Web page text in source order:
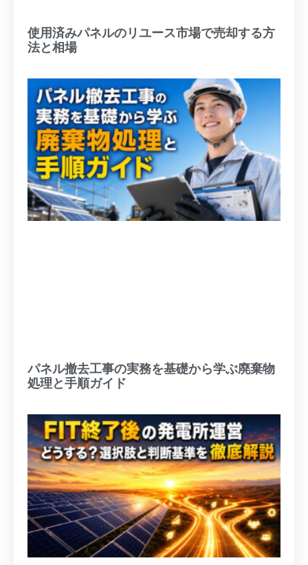
使用済みパネルのリユース市場で売却する方
法と相場
パネル撤去工事の実務を基礎から学ぶ廃棄物
処理と手順ガイド